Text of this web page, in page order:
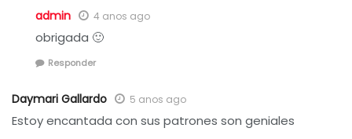
admin 4 anos ago
obrigada 🙂
Responder
Daymari Gallardo 5 anos ago
Estoy encantada con sus patrones son geniales